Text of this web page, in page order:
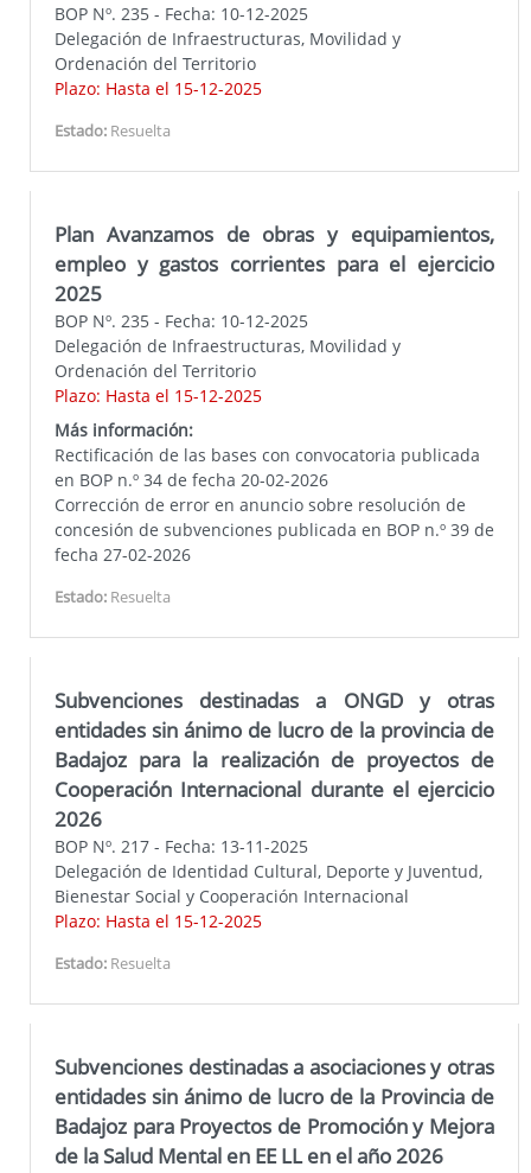
BOP Nº. 235 - Fecha: 10-12-2025
Delegación de Infraestructuras, Movilidad y
Ordenación del Territorio
Plazo: Hasta el 15-12-2025
Estado: Resuelta
Plan Avanzamos de obras y equipamientos,
empleo y gastos corrientes para el ejercicio
2025
BOP Nº. 235 - Fecha: 10-12-2025
Delegación de Infraestructuras, Movilidad y
Ordenación del Territorio
Plazo: Hasta el 15-12-2025
Más información:
Rectificación de las bases con convocatoria publicada
en BOP n.º 34 de fecha 20-02-2026
Corrección de error en anuncio sobre resolución de
concesión de subvenciones publicada en BOP n.º 39 de
fecha 27-02-2026
Estado: Resuelta
Subvenciones destinadas a ONGD y otras
entidades sin ánimo de lucro de la provincia de
Badajoz para la realización de proyectos de
Cooperación Internacional durante el ejercicio
2026
BOP Nº. 217 - Fecha: 13-11-2025
Delegación de Identidad Cultural, Deporte y Juventud,
Bienestar Social y Cooperación Internacional
Plazo: Hasta el 15-12-2025
Estado: Resuelta
Subvenciones destinadas a asociaciones y otras
entidades sin ánimo de lucro de la Provincia de
Badajoz para Proyectos de Promoción y Mejora
de la Salud Mental en EE LL en el año 2026